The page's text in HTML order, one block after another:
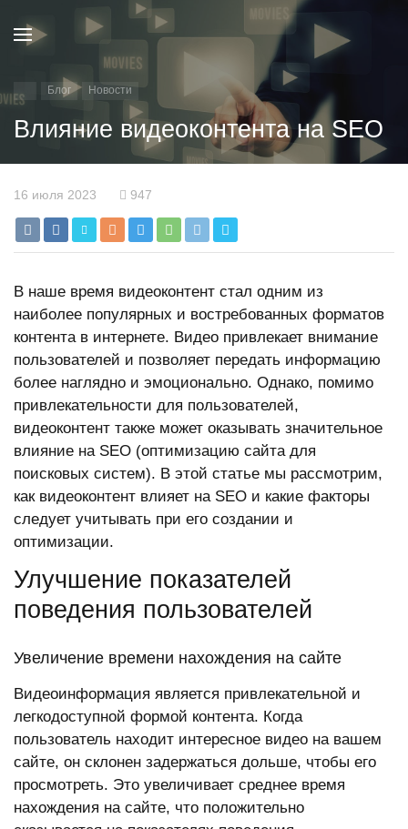
Блог Новости
Влияние видеоконтента на SEO
16 июля 2023 947
В наше время видеоконтент стал одним из
наиболее популярных и востребованных форматов
контента в интернете. Видео привлекает внимание
пользователей и позволяет передать информацию
более наглядно и эмоционально. Однако, помимо
привлекательности для пользователей,
видеоконтент также может оказывать значительное
влияние на SEO (оптимизацию сайта для
поисковых систем). В этой статье мы рассмотрим,
как видеоконтент влияет на SEO и какие факторы
следует учитывать при его создании и
оптимизации.
Улучшение показателей
поведения пользователей
Увеличение времени нахождения на сайте
Видеоинформация является привлекательной и
легкодоступной формой контента. Когда
пользователь находит интересное видео на вашем
сайте, он склонен задержаться дольше, чтобы его
просмотреть. Это увеличивает среднее время
нахождения на сайте, что положительно